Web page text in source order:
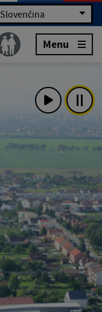
Slovenčina
Menu